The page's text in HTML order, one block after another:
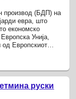
производ (БДП) на
евра, што
економско
Унија,
од Европскиот
руски